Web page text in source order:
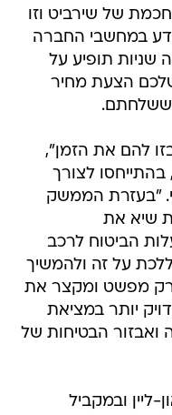
של שירביט וזו
במחשבי החברה
שניות תופיע על
הצעת מחיר
ששלחתם.
להם את הזמן",
בהתייחסו לצורך
"בעזרת הממשק
שיא את
הביטוח לרכב
על זה ולהמשיך
מפשט ומקצר את
יותר במציאת
הבטיחות של
ובמקביל